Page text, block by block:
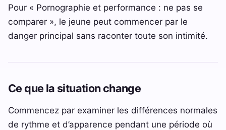
Pour « Pornographie et performance : ne pas se
comparer », le jeune peut commencer par le
danger principal sans raconter toute son intimité.
Ce que la situation change
Commencez par examiner les différences normales
de rythme et d’apparence pendant une période où